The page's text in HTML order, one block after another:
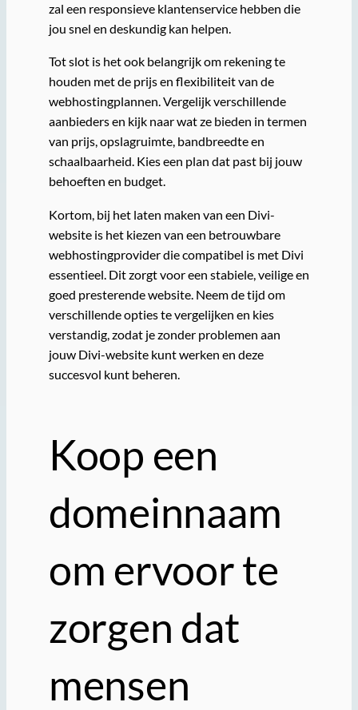
zal een responsieve klantenservice hebben die
jou snel en deskundig kan helpen.
Tot slot is het ook belangrijk om rekening te
houden met de prijs en flexibiliteit van de
webhostingplannen. Vergelijk verschillende
aanbieders en kijk naar wat ze bieden in termen
van prijs, opslagruimte, bandbreedte en
schaalbaarheid. Kies een plan dat past bij jouw
behoeften en budget.
Kortom, bij het laten maken van een Divi-
website is het kiezen van een betrouwbare
webhostingprovider die compatibel is met Divi
essentieel. Dit zorgt voor een stabiele, veilige en
goed presterende website. Neem de tijd om
verschillende opties te vergelijken en kies
verstandig, zodat je zonder problemen aan
jouw Divi-website kunt werken en deze
succesvol kunt beheren.
Koop een
domeinnaam
om ervoor te
zorgen dat
mensen